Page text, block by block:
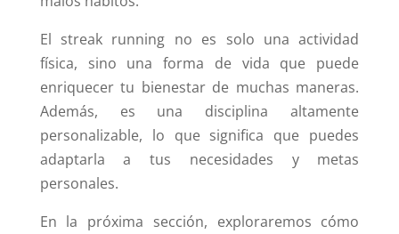
El streak running no es solo una actividad
física, sino una forma de vida que puede
enriquecer tu bienestar de muchas maneras.
Además, es una disciplina altamente
personalizable, lo que significa que puedes
adaptarla a tus necesidades y metas
personales.
En la próxima sección, exploraremos cómo